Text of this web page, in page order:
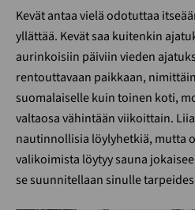
Kevät antaa vielä odotuttaa
yllättää. Kevät saa kuitenkin
aurinkoisiin päiviin vieden
rentouttavaan paikkaan,
suomalaiselle kuin toinen koti,
valtaosa vähintään viikoittain.
nautinnollisia löylyhetkiä, mutta
valikoimista löytyy sauna
se suunnitellaan sinulle